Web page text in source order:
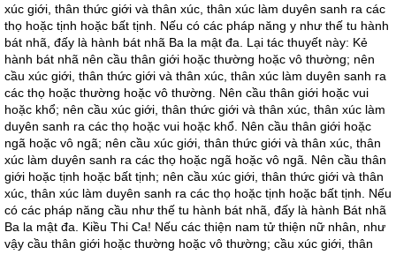
xúc giới, thân thức giới và thân xúc, thân xúc làm duyên sanh ra các
thọ hoặc tịnh hoặc bất tịnh. Nếu có các pháp năng y như thế tu hành
bát nhã, đấy là hành bát nhã Ba la mật đa. Lại tác thuyết này: Kẻ
hành bát nhã nên cầu thân giới hoặc thường hoặc vô thường; nên
cầu xúc giới, thân thức giới và thân xúc, thân xúc làm duyên sanh ra
các thọ hoặc thường hoặc vô thường. Nên cầu thân giới hoặc vui
hoặc khổ; nên cầu xúc giới, thân thức giới và thân xúc, thân xúc làm
duyên sanh ra các thọ hoặc vui hoặc khổ. Nên cầu thân giới hoặc
ngã hoặc vô ngã; nên cầu xúc giới, thân thức giới và thân xúc, thân
xúc làm duyên sanh ra các thọ hoặc ngã hoặc vô ngã. Nên cầu thân
giới hoặc tịnh hoặc bất tịnh; nên cầu xúc giới, thân thức giới và thân
xúc, thân xúc làm duyên sanh ra các thọ hoặc tịnh hoặc bất tịnh. Nếu
có các pháp năng cầu như thế tu hành bát nhã, đấy là hành Bát nhã
Ba la mật đa. Kiều Thi Ca! Nếu các thiện nam tử thiện nữ nhân, như
vậy cầu thân giới hoặc thường hoặc vô thường; cầu xúc giới, thân